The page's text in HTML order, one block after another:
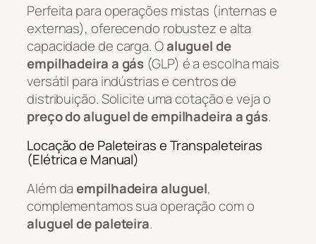
Perfeita para operações mistas (internas e
externas), oferecendo robustez e alta
capacidade de carga. Oaluguel de
empilhadeira a gás (GLP) é a escolha mais
versátil para indústrias e centros de
distribuição. Solicite uma cotação e veja o
preço do aluguel de empilhadeira a gás.
Locação de Paleteiras e Transpaleteiras
(Elétrica e Manual)
Além daempilhadeira aluguel,
complementamos sua operação com o
aluguel de paleteira.